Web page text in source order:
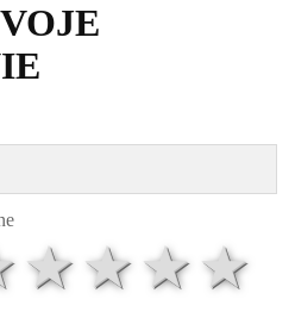
4
3
2
1